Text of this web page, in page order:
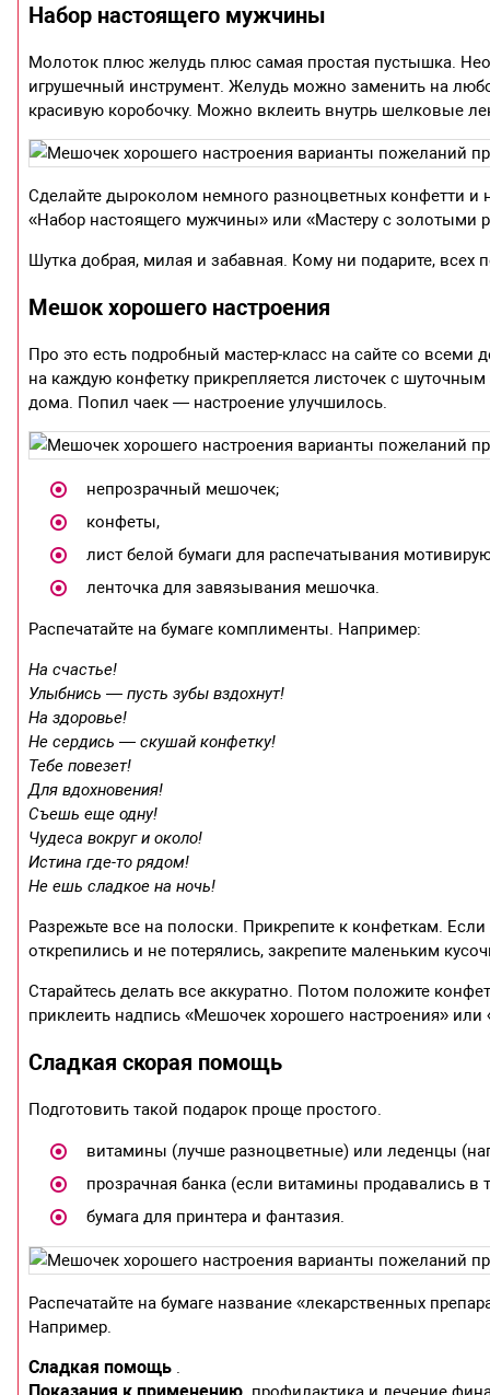
Набор настоящего мужчины
Молоток плюс желудь плюс самая простая пустышка.
игрушечный инструмент. Желудь можно заменить на
красивую коробочку. Можно вклеить внутрь шелковые
Сделайте дыроколом немного разноцветных конфетти и
«Набор настоящего мужчины» или «Мастеру с золотыми
Шутка добрая, милая и забавная. Кому ни подарите, всех
Мешок хорошего настроения
Про это есть подробный мастер-класс на сайте со
на каждую конфетку прикрепляется листочек с
дома. Попил чаек — настроение улучшилось.
непрозрачный мешочек;
конфеты,
лист белой бумаги для распечатывания
ленточка для завязывания мешочка.
Распечатайте на бумаге комплименты. Например:
На счастье!
Улыбнись — пусть зубы вздохнут!
На здоровье!
Не сердись — скушай конфетку!
Тебе повезет!
Для вдохновения!
Съешь еще одну!
Чудеса вокруг и около!
Истина где-то рядом!
Не ешь сладкое на ночь!
Разрежьте все на полоски. Прикрепите к конфеткам.
открепились и не потерялись, закрепите маленьким
Старайтесь делать все аккуратно. Потом положите
приклеить надпись «Мешочек хорошего настроения»
Сладкая скорая помощь
Подготовить такой подарок проще простого.
витамины (лучше разноцветные) или леденцы
прозрачная банка (если витамины продавались в
бумага для принтера и фантазия.
Распечатайте на бумаге название «лекарственных
Например.
Сладкая помощь .